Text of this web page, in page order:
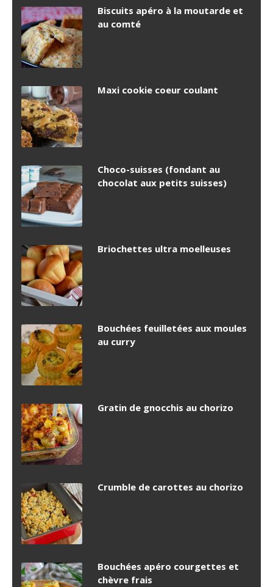
Biscuits apéro à la moutarde et
au comté
Maxi cookie coeur coulant
Choco-suisses (fondant au
chocolat aux petits suisses)
Briochettes ultra moelleuses
Bouchées feuilletées aux moules
au curry
Gratin de gnocchis au chorizo
Crumble de carottes au chorizo
Bouchées apéro courgettes et
chèvre frais